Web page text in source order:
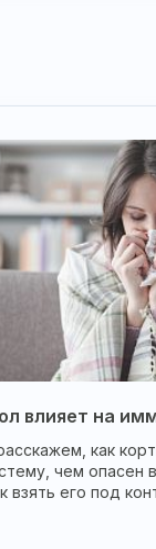
влияет на
как
чем опасен
взять его под